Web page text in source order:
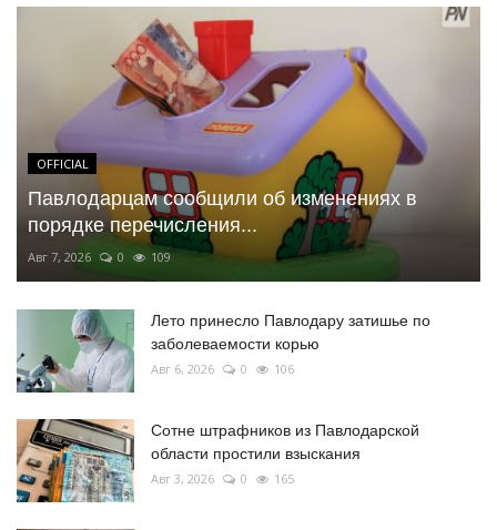
OFFICIAL
Павлодарцам сообщили об изменениях в
порядке перечисления...
Авг 7, 2026 0 109
Лето принесло Павлодару затишье по
заболеваемости корью
Авг 6, 2026 0 106
Сотне штрафников из Павлодарской
области простили взыскания
Авг 3, 2026 0 165